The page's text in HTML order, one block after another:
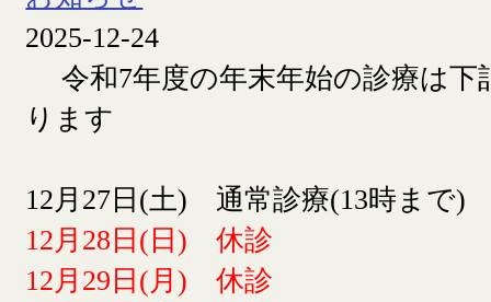
2025-12-24
令和7年度の年末年始の診療は下
ります
12月27日(土) 通常診療(13時まで)
12月28日(日) 休診
12月29日(月) 休診